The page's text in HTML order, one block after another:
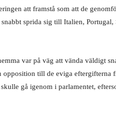
att framstå som att de
sprida sig till Italien,
var på väg att vända väldigt
till de eviga eftergifterna
gå igenom i parlamentet,